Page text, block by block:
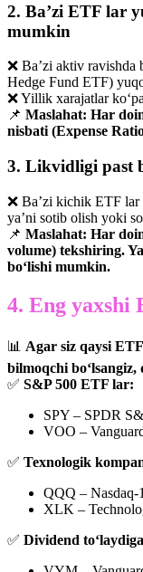
2. Ba’zi ETF lar
mumkin
❌ Ba’zi aktiv
Hedge Fund ETF)
❌ Yillik xarajatlar
📌 Maslahat: Har
nisbati (Expense
3. Likvidligi past
❌ Ba’zi kichik ETF
ya’ni sotib olish yoki
📌 Maslahat: Har
volume) tekshiring.
bo‘lishi mumkin.
4. Eng yaxshi
📊 Agar siz qaysi
bilmoqchi
✅ S&P 500 ETF lar:
SPY – SPDR
VOO –
✅ Texnologik
QQQ – Nasdaq-
XLK –
✅ Dividend